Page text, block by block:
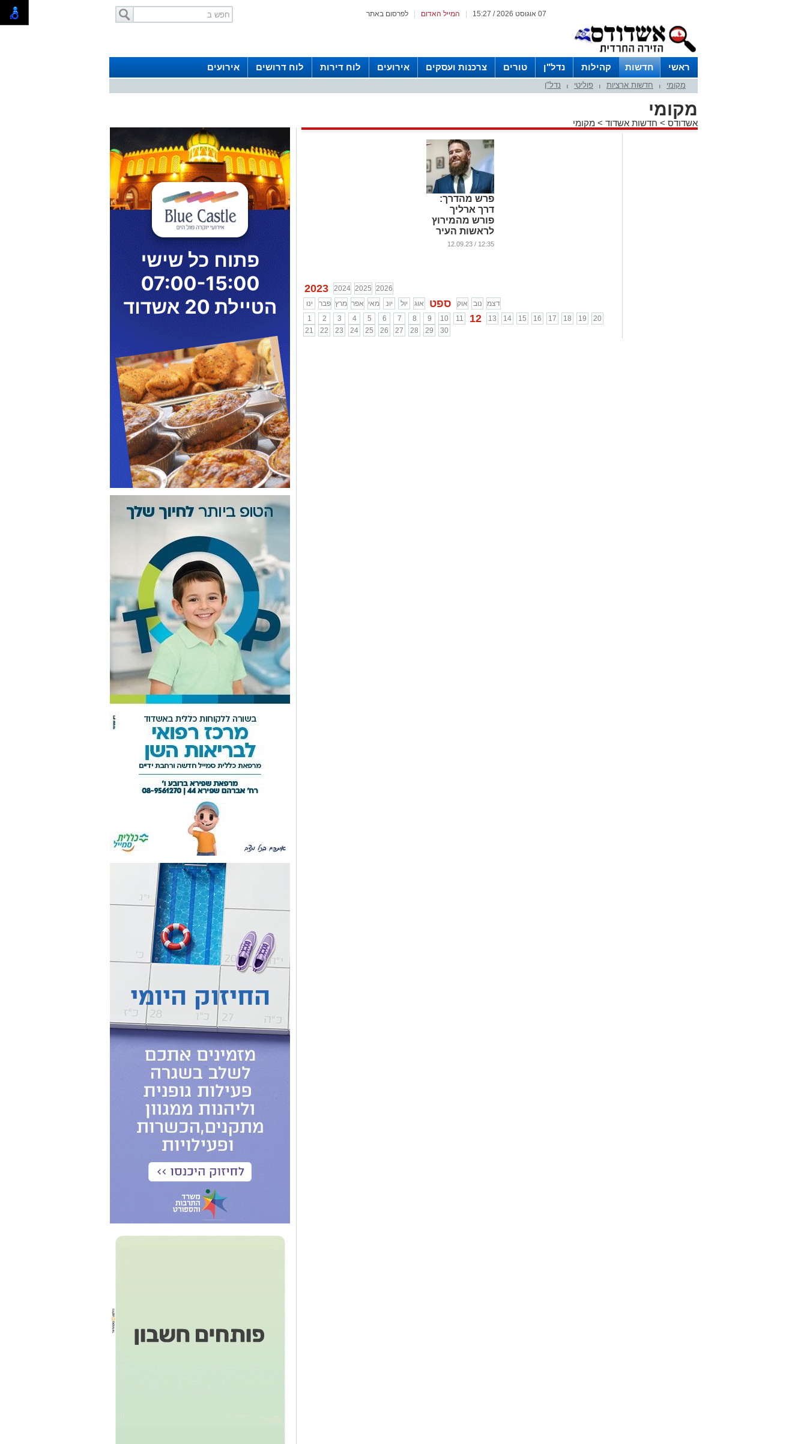
לפרסום באתר המייל האדום 07 אוגוסט 2026 / 15:27
ראשי חדשות קהילות נדל"ן טורים צרכנות ועסקים אירועים לוח דירות לוח דרושים אירועים
מקומי חדשות ארציות פוליטי נדל"ן
מקומי
אשדודס > חדשות אשדוד > מקומי
פרש מהדרך:
דרך ארליך
פורש מהמירוץ
לראשות העיר
וחובר לברק סרי
12:35 / 12.09.23
2023 2024 2025 2026
ינו
פבר מרץ אפר מאי יונ יול אוג ספט אוק נוב
דצמ
1
2 3 4 5 6 7 8 9 10 11 12 13 14 15 16 17 18 19
20
21
22 23 24 25 26 27 28 29 30